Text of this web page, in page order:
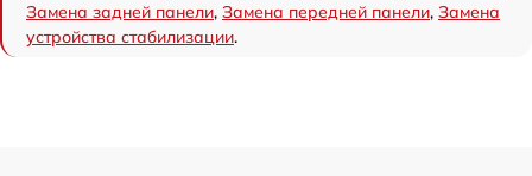
Замена задней панели, Замена передней панели, Замена
устройства стабилизации.